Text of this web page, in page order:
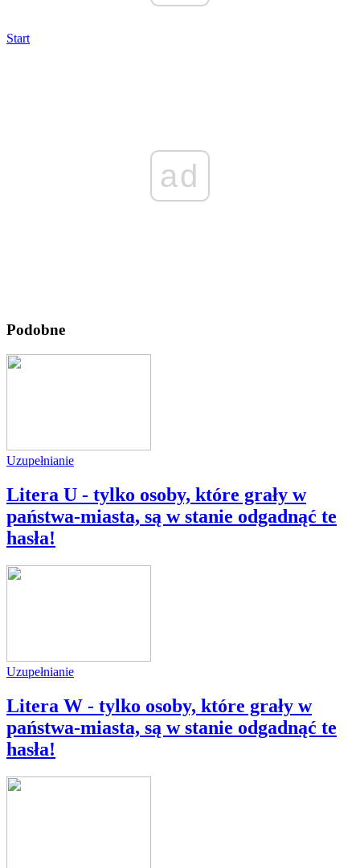
Start
ad
Podobne
Uzupełnianie
Litera U - tylko osoby, które grały w
państwa-miasta, są w stanie odgadnąć te
hasła!
Uzupełnianie
Litera W - tylko osoby, które grały w
państwa-miasta, są w stanie odgadnąć te
hasła!